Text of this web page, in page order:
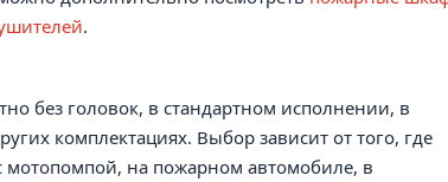
.
без головок, в стандартном исполнении, в
комплектациях. Выбор зависит от того, где
мотопомпой, на пожарном автомобиле, в